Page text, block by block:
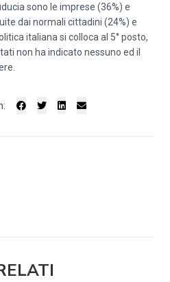
sono le imprese (36%) e
dai normali cittadini (24%) e
italiana si colloca al 5° posto,
non ha indicato nessuno ed il